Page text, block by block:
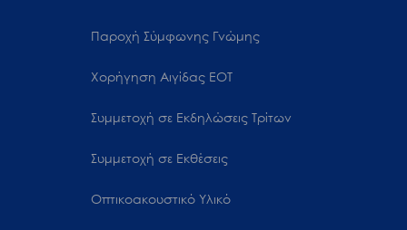
Παροχή Σύμφωνης Γνώμης
Χορήγηση Αιγίδας ΕΟΤ
Συμμετοχή σε Εκδηλώσεις Τρίτων
Συμμετοχή σε Εκθέσεις
Οπτικοακουστικό Υλικό